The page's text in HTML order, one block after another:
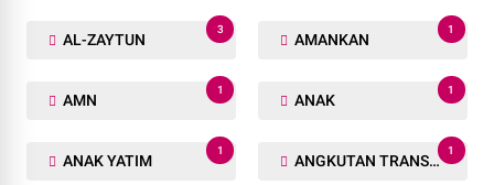
AL-ZAYTUN
3
AMANKAN
1
AMN
1
ANAK
1
ANAK YATIM
1
ANGKUTAN TRANSPORTASI
1